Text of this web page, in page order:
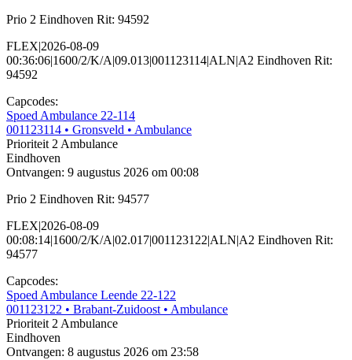
Prio 2 Eindhoven Rit: 94592
FLEX|2026-08-09
00:36:06|1600/2/K/A|09.013|001123114|ALN|A2 Eindhoven Rit:
94592
Capcodes:
Spoed Ambulance 22-114
001123114 • Gronsveld • Ambulance
Prioriteit 2Ambulance
Eindhoven
Ontvangen: 9 augustus 2026 om 00:08
Prio 2 Eindhoven Rit: 94577
FLEX|2026-08-09
00:08:14|1600/2/K/A|02.017|001123122|ALN|A2 Eindhoven Rit:
94577
Capcodes:
Spoed Ambulance Leende 22-122
001123122 • Brabant-Zuidoost• Ambulance
Prioriteit 2Ambulance
Eindhoven
Ontvangen: 8 augustus 2026 om 23:58